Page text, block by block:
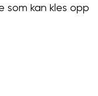
som kan kles opp